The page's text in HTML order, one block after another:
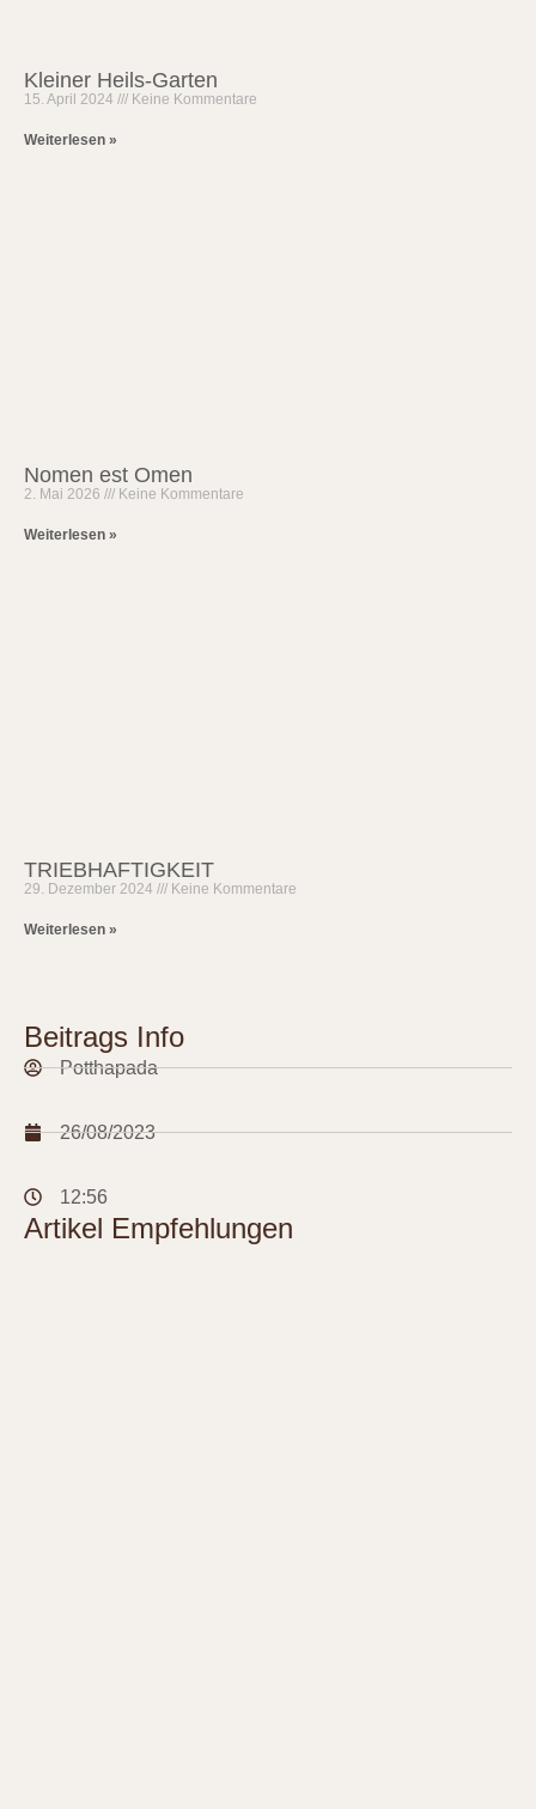
Kleiner Heils-Garten
15. April 2024 Keine Kommentare
Weiterlesen »
Nomen est Omen
2. Mai 2026 Keine Kommentare
Weiterlesen »
TRIEBHAFTIGKEIT
29. Dezember 2024 Keine Kommentare
Weiterlesen »
Beitrags Info
Potthapada
26/08/2023
12:56
Artikel Empfehlungen